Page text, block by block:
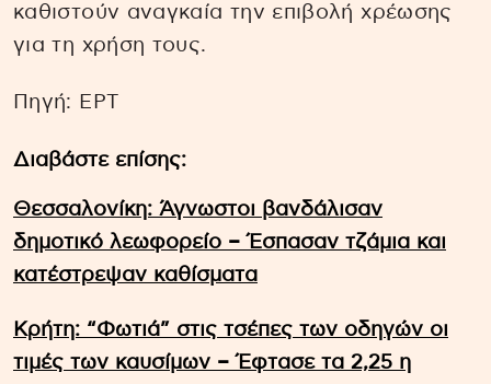
καθιστούν αναγκαία την επιβολή χρέωσης
για τη χρήση τους.
Πηγή: EΡΤ
Διαβάστε επίσης:
Θεσσαλονίκη: Άγνωστοι βανδάλισαν
δημοτικό λεωφορείο – Έσπασαν τζάμια και
κατέστρεψαν καθίσματα
Κρήτη: “Φωτιά” στις τσέπες των οδηγών οι
τιμές των καυσίμων – Έφτασε τα 2,25 η